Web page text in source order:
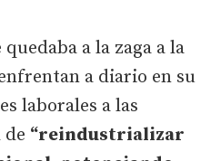
a la zaga a la
a diario en su
laborales a las
“reindustrializar